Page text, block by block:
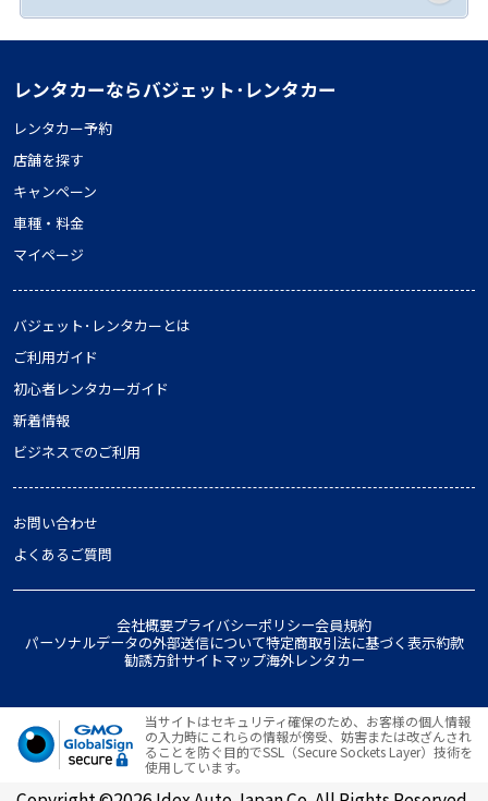
レンタカーならバジェット･レンタカー
レンタカー予約
店舗を探す
キャンペーン
車種・料金
マイページ
バジェット･レンタカーとは
ご利用ガイド
初心者レンタカーガイド
新着情報
ビジネスでのご利用
お問い合わせ
よくあるご質問
会社概要プライバシーポリシー会員規約
パーソナルデータの外部送信について特定商取引法に基づく表示約款
勧誘方針サイトマップ海外レンタカー
当サイトはセキュリティ確保のため、お客様の個人情報
の入力時にこれらの情報が傍受、妨害または改ざんされ
ることを防ぐ目的でSSL（Secure Sockets Layer）技術を
使用しています。